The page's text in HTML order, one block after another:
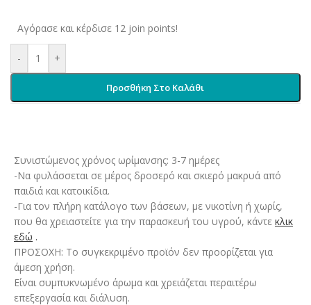
Αγόρασε και κέρδισε 12 join points!
- +
Προσθήκη Στο Καλάθι
Συνιστώμενος χρόνος ωρίμανσης: 3-7 ημέρες
-Να φυλάσσεται σε μέρος δροσερό και σκιερό μακρυά από
παιδιά και κατοικίδια.
-Για τον πλήρη κατάλογο των βάσεων, με νικοτίνη ή χωρίς,
που θα χρειαστείτε για την παρασκευή του υγρού, κάντε κλικ
εδώ .
ΠΡΟΣΟΧΗ: Το συγκεκριμένο προϊόν δεν προορίζεται για
άμεση χρήση.
Είναι συμπυκνωμένο άρωμα και χρειάζεται περαιτέρω
επεξεργασία και διάλυση.